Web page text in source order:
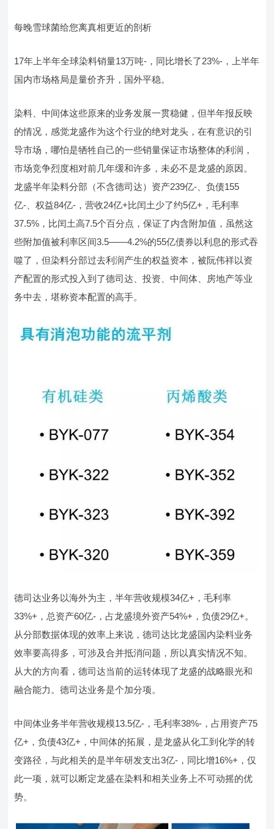
每晚雪球菌给您离真相更近的剖析
17年上半年全球染料销量13万吨-，同比增长了23%-，上半年
国内市场格局是量价齐升，国外平稳。
染料、中间体这些原来的业务发展一贯稳健，但半年报反映
的情况，感觉龙盛作为这个行业的绝对龙头，在有意识的引
导市场，哪怕是牺牲自己的一些销量保证市场整体的利润，
市场竞争烈度相对前几年缓和许多，未必不是龙盛的原因。
龙盛半年染料分部（不含德司达）资产239亿-、负债155
亿-、权益84亿-，营收24亿+比闰土少了约5亿+，毛利率
37.5%，比闰土高7.5个百分点，保证了内含附加值，虽然这
些附加值被利率区间3.5——4.2%的55亿债券以利息的形式吞
噬了，但染料分部过去利润产生的权益资本，被阮伟祥以资
产配置的形式投入到了德司达、投资、中间体、房地产等业
务中去，堪称资本配置的高手。
德司达业务以海外为主，半年营收规模34亿+，毛利率
33%+，总资产60亿-，占龙盛境外资产54%+，负债29亿+。
从分部数据体现的效率上来说，德司达比龙盛国内染料业务
效率要高得多，可涉及合并抵消问题，所以真实情况不知。
从大的方向看，德司达当前的运转体现了龙盛的战略眼光和
融合能力。德司达业务是个加分项。
中间体业务半年营收规模13.5亿-，毛利率38%-，占用资产75
亿+，负债43亿+，中间体的拓展，是龙盛从化工到化学的转
变路径，与此相关的是半年研发支出3亿-，同比增16%+，仅
此一项，就可以断定龙盛在染料和相关业务上不可动摇的优
势。